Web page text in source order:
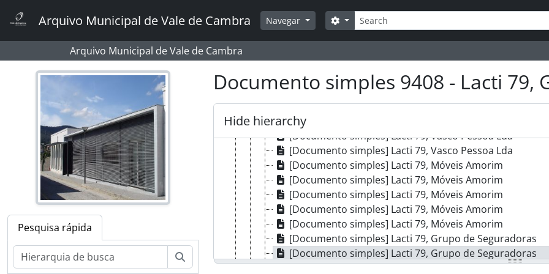
Arquivo Municipal de Vale de Cambra Navegar Pesquisar
Opções de busca
Arquivo Municipal de Vale de Cambra
Pesquisa rápida
Pesquisar
Documento simples 9408 - Lacti 79,
Hide hierarchy
[Documento simples] Lacti 79, Rodrigo & Martins, Lda
[Documento simples] Lacti 79, Ferpinta
[Documento simples] Lacti 79, Sopinal
[Documento simples] Lacti 79, Sopinal
[Documento simples] Lacti 79, Sopinal
[Documento simples] Lacti 79
[Documento simples] Lacti 79
[Documento simples] Lacti 79, Vasco Pessoa Lda
[Documento simples] Lacti 79, Vasco Pessoa Lda
[Documento simples] Lacti 79, Móveis Amorim
[Documento simples] Lacti 79, Móveis Amorim
[Documento simples] Lacti 79, Móveis Amorim
[Documento simples] Lacti 79, Móveis Amorim
[Documento simples] Lacti 79, Móveis Amorim
[Documento simples] Lacti 79, Grupo de Seguradoras
[Documento simples] Lacti 79, Grupo de Seguradoras
[Documento simples] Lacti 79, Acimoplás